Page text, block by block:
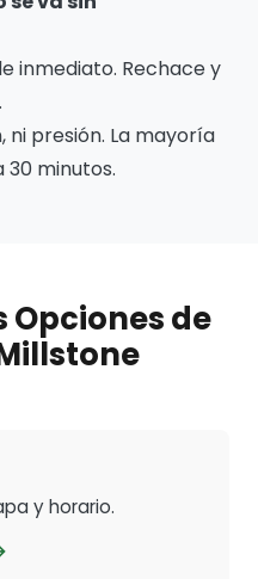
inmediato. Rechace y
ni presión. La mayoría
30 minutos.
Opciones de
y horario.